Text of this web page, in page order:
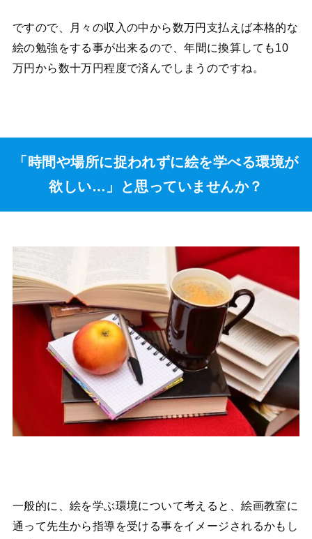
ですので、月々の収入の中から数万円支払えば本格的な
絵の勉強をする事が出来るので、年間に換算しても10
万円から数十万円程度で済んでしまうのですね。
「時間や場所に捉われずに絵を学べる環境が
欲しい…」と思っていませんか？
一般的に、絵を学ぶ環境について考えると、絵画教室に
通って先生から指導を受ける事をイメージされるかもし